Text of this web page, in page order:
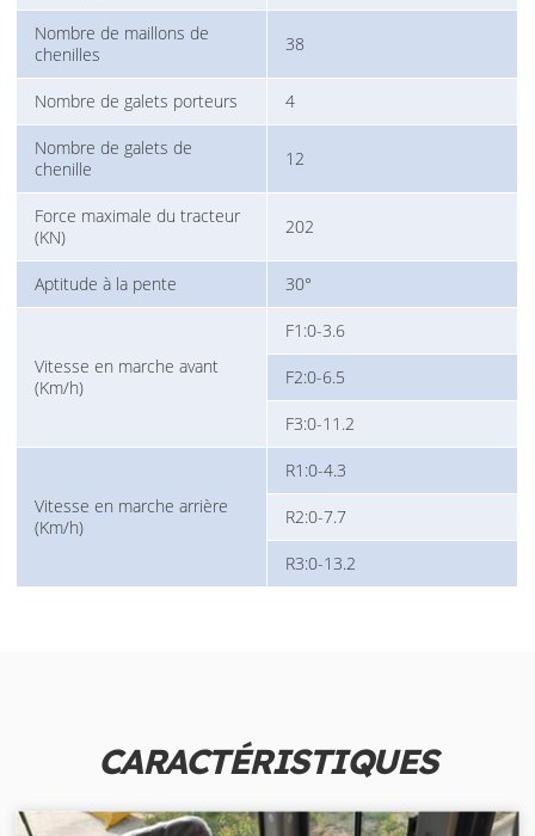
Nombre de maillons de
chenilles
38
Nombre de galets porteurs 4
Nombre de galets de
chenille
12
Force maximale du tracteur
(KN)
202
Aptitude à la pente 30°
Vitesse en marche avant
(Km/h)
F1:0-3.6
F2:0-6.5
F3:0-11.2
Vitesse en marche arrière
(Km/h)
R1:0-4.3
R2:0-7.7
R3:0-13.2
CARACTÉRISTIQUES